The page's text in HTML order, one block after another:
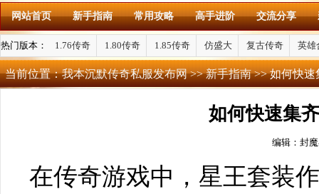
网站首页 新手指南 常用攻略 高手进阶 交流分享
热门版本： 1.76传奇 1.80传奇 1.85传奇 仿盛大 复古传奇 英雄
当前位置：我本沉默传奇私服发布网>>新手指南>> 如何快速
如何快速集
编辑：封
在传奇游戏中，星王套装